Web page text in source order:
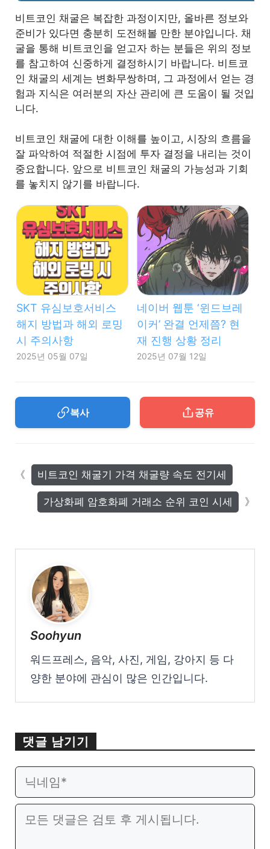
비트코인 채굴은 복잡한 과정이지만, 올바른 정보와
준비가 있다면 충분히 도전해볼 만한 분야입니다. 채
굴을 통해 비트코인을 얻고자 하는 분들은 위의 정보
를 참고하여 신중하게 결정하시기 바랍니다. 비트코
인 채굴의 세계는 변화무쌍하며, 그 과정에서 얻는 경
험과 지식은 여러분의 자산 관리에 큰 도움이 될 것입
니다.
비트코인 채굴에 대한 이해를 높이고, 시장의 흐름을
잘 파악하여 적절한 시점에 투자 결정을 내리는 것이
중요합니다. 앞으로 비트코인 채굴의 가능성과 기회
를 놓치지 않기를 바랍니다.
SKT 유심보호서비스
해지 방법과 해외 로밍
시 주의사항
2025년 05월 07일
네이버 웹툰 ‘윈드브레
이커’ 완결 언제쯤? 현
재 진행 상황 정리
2025년 07월 12일
복사 공유
가상화폐 암호화폐 거래소 순위 코인 시세
비트코인 채굴기 가격 채굴량 속도 전기세
Soohyun
워드프레스, 음악, 사진, 게임, 강아지 등 다
양한 분야에 관심이 많은 인간입니다.
댓글 남기기
댓
이
일
웹
이